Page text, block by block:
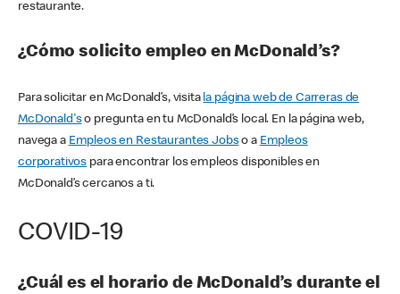
restaurante.
¿Cómo solicito empleo en McDonald’s?
Para solicitar en McDonald’s, visita la página web de Carreras de
McDonald'so pregunta en tu McDonald’s local. En la página web,
navega a Empleos en Restaurantes Jobso a Empleos
corporativos para encontrar los empleos disponibles en
McDonald’s cercanos a ti.
COVID-19
¿Cuál es el horario de McDonald’s durante el